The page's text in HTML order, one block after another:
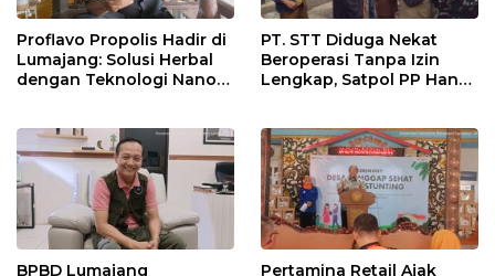
Proflavo Propolis Hadir di
Lumajang: Solusi Herbal
dengan Teknologi Nano
PT. STT Diduga Nekat
Beroperasi Tanpa Izin
Lengkap, Satpol PP Hanya
BPBD Lumajang
Pertamina Retail Ajak